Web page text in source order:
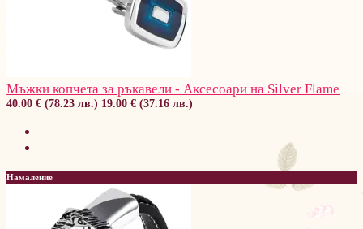
Мъжки копчета за ръкавели - Аксесоари на Silver Flame
40.00 € (78.23 лв.) 19.00 € (37.16 лв.)
Намаление